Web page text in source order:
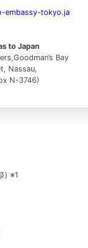
embassy-tokyo.ja
to Japan
Bay
Nassau,
N-3746)
) ※1